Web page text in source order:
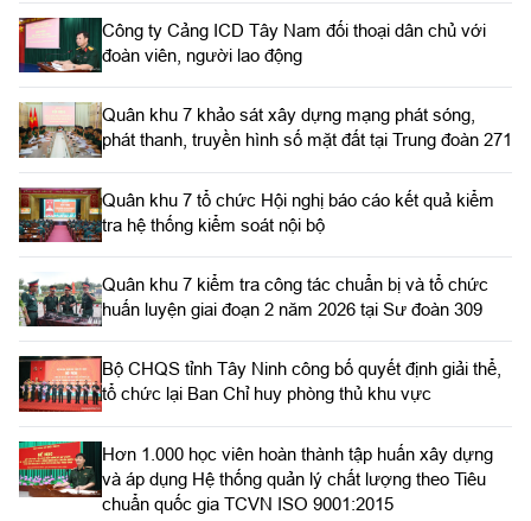
Công ty Cảng ICD Tây Nam đối thoại dân chủ với
đoàn viên, người lao động
Quân khu 7 khảo sát xây dựng mạng phát sóng,
phát thanh, truyền hình số mặt đất tại Trung đoàn 271
Quân khu 7 tổ chức Hội nghị báo cáo kết quả kiểm
tra hệ thống kiểm soát nội bộ
Quân khu 7 kiểm tra công tác chuẩn bị và tổ chức
huấn luyện giai đoạn 2 năm 2026 tại Sư đoàn 309
Bộ CHQS tỉnh Tây Ninh công bố quyết định giải thể,
tổ chức lại Ban Chỉ huy phòng thủ khu vực
Hơn 1.000 học viên hoàn thành tập huấn xây dựng
và áp dụng Hệ thống quản lý chất lượng theo Tiêu
chuẩn quốc gia TCVN ISO 9001:2015